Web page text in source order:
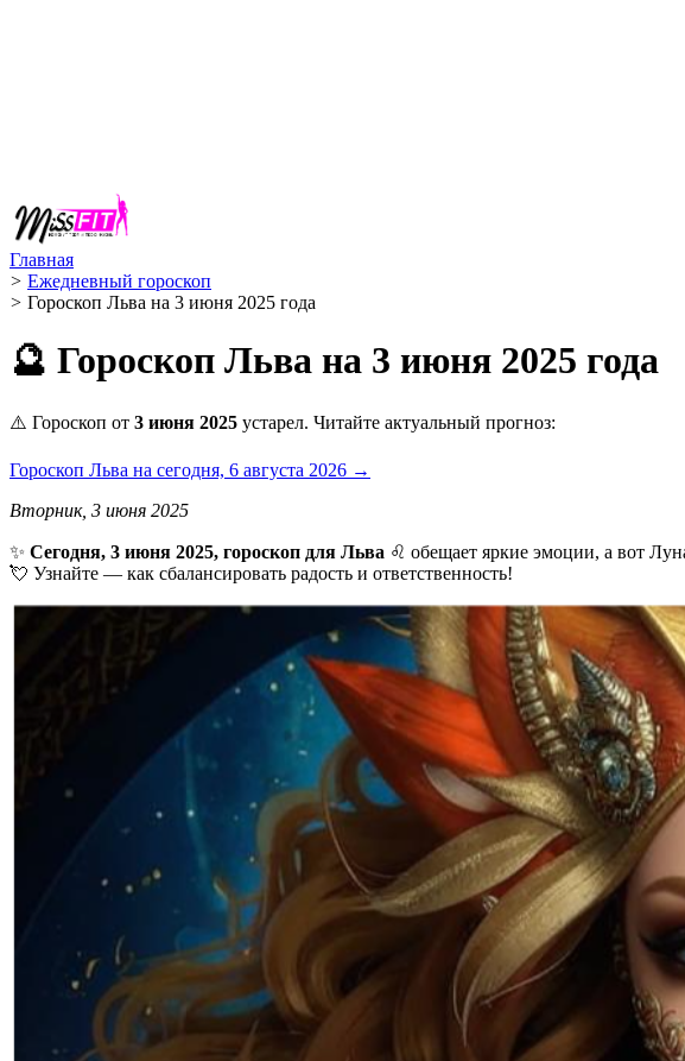
Главная
> Ежедневный гороскоп
> Гороскоп Льва на 3 июня 2025 года
🔮 Гороскоп Льва на 3 июня 2025 года
⚠️ Гороскоп от 3 июня 2025 устарел. Читайте актуальный прогноз:
Гороскоп Льва на сегодня, 6 августа 2026 →
Вторник, 3 июня 2025
✨ Сегодня, 3 июня 2025, гороскоп для Льва ♌ обещает яркие эмоции, а вот
💘 Узнайте — как сбалансировать радость и ответственность!